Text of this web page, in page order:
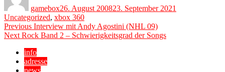
gamebox26. August 200823. September 2021
Uncategorized, xbox 360
Beitragsnavigation
Previous Previous
post:
Interview mit Andy Agostini (NHL 09)
Next Next
Rock Band 2 – Schwierigkeitsgrad der Songs
info
adresse
news